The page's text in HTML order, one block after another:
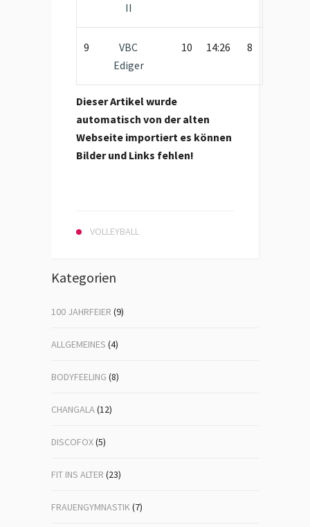
II
9
VBC
Ediger
10 14:26 8
Dieser Artikel wurde
automatisch von der alten
Webseite importiert es können
Bilder und Links fehlen!
VOLLEYBALL
Kategorien
100 JAHRFEIER (9)
ALLGEMEINES (4)
BODYFEELING (8)
CHANGALA(12)
DISCOFOX(5)
FIT INS ALTER (23)
FRAUENGYMNASTIK(7)